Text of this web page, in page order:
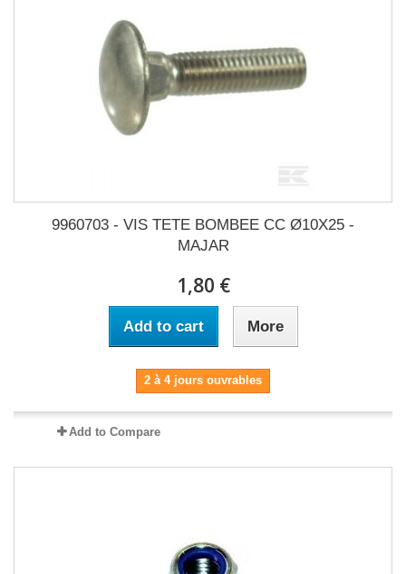
9960703 - VIS TETE BOMBEE CC Ø10X25 -
MAJAR
1,80 €
Add to cart More
2 à 4 jours ouvrables
Add to Compare